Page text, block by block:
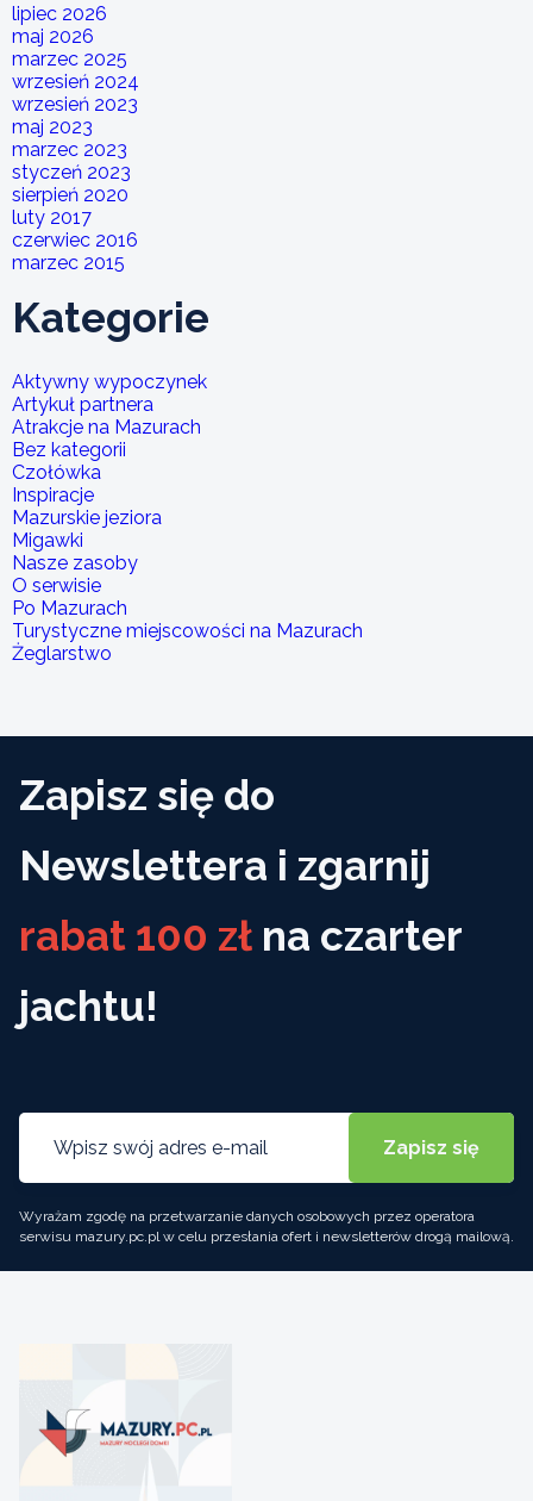
lipiec 2026
maj 2026
marzec 2025
wrzesień 2024
wrzesień 2023
maj 2023
marzec 2023
styczeń 2023
sierpień 2020
luty 2017
czerwiec 2016
marzec 2015
Kategorie
Aktywny wypoczynek
Artykuł partnera
Atrakcje na Mazurach
Bez kategorii
Czołówka
Inspiracje
Mazurskie jeziora
Migawki
Nasze zasoby
O serwisie
Po Mazurach
Turystyczne miejscowości na Mazurach
Żeglarstwo
Zapisz się do
Newslettera i zgarnij
rabat 100 zł na czarter
jachtu!
Wyrażam zgodę na przetwarzanie danych osobowych przez operatora
serwisu mazury.pc.pl w celu przesłania ofert i newsletterów drogą mailową.